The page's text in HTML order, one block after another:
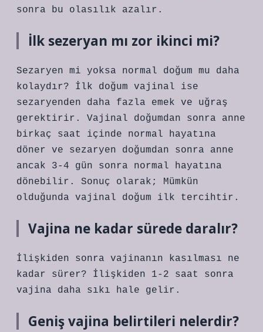
sonra bu olasılık azalır.
İlk sezeryan mı zor ikinci mi?
Sezaryen mi yoksa normal doğum mu daha
kolaydır? İlk doğum vajinal ise
sezaryenden daha fazla emek ve uğraş
gerektirir. Vajinal doğumdan sonra anne
birkaç saat içinde normal hayatına
döner ve sezaryen doğumdan sonra anne
ancak 3-4 gün sonra normal hayatına
dönebilir. Sonuç olarak; Mümkün
olduğunda vajinal doğum ilk tercihtir.
Vajina ne kadar sürede daralır?
İlişkiden sonra vajinanın kasılması ne
kadar sürer? İlişkiden 1-2 saat sonra
vajina daha sıkı hale gelir.
Geniş vajina belirtileri nelerdir?